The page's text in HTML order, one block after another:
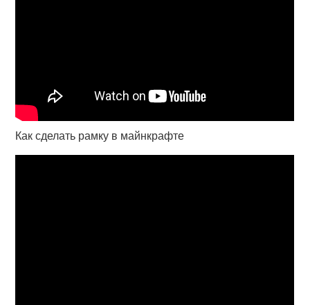
Как сделать рамку в майнкрафте